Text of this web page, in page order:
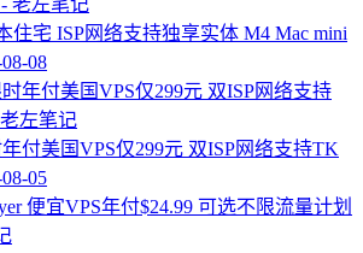
住宅 ISP网络支持独享实体 M4 Mac mini
08
年付美国VPS仅299元 双ISP网络支持TK
05